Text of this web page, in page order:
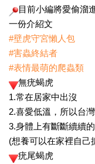
目前小編將愛偷溜
一份介紹文
#壁虎守宮懶人包
#害蟲終結者
#表情最萌的爬蟲類
無疣蝎虎
1.常在居家中出沒
2.喜愛低溫，所以台
3.身體上有斷斷續續
(想養可以在家裡自己
疣尾蝎虎